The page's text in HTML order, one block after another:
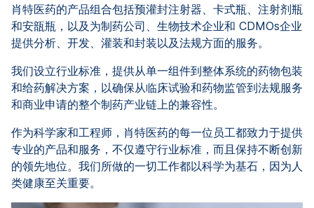
肖特医药的产品组合包括预灌封注射器、卡式瓶、注射剂瓶
和安瓿瓶，以及为制药公司、生物技术企业和 CDMOs企业
提供分析、开发、灌装和封装以及法规方面的服务。
我们设立行业标准，提供从单一组件到整体系统的药物包装
和给药解决方案，以确保从临床试验和药物监管到法规服务
和商业申请的整个制药产业链上的兼容性。
作为科学家和工程师，肖特医药的每一位员工都致力于提供
专业的产品和服务，不仅遵守行业标准，而且保持不断创新
的领先地位。我们所做的一切工作都以科学为基石，因为人
类健康至关重要。